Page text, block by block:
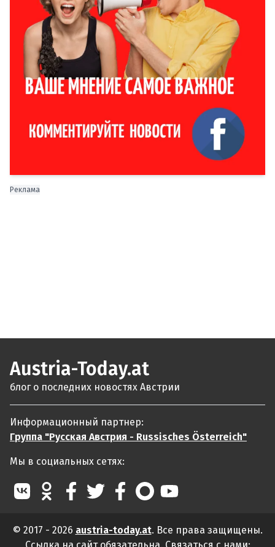
Реклама
Austria-Today.at
блог о последних новостях Австрии
Информационный партнер:
Группа "Русская Австрия - Russisches Österreich"
Мы в социальных сетях:
© 2017 - 2026 austria-today.at. Все права защищены.